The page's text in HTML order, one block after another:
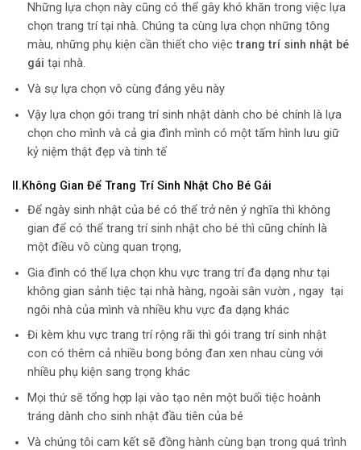
Những lựa chọn này cũng có thể gây khó khăn trong việc lựa
chọn trang trí tại nhà. Chúng ta cùng lựa chọn những tông
màu, những phụ kiện cần thiết cho việctrang trí sinh nhật bé
gái tại nhà.
Và sự lựa chọn vô cùng đáng yêu này
Vậy lựa chọn gói trang trí sinh nhật dành cho bé chính là lựa
chọn cho mình và cả gia đình mình có một tấm hình lưu giữ
kỷ niệm thật đẹp và tinh tế
II.Không Gian Để Trang Trí Sinh Nhật Cho Bé Gái
Để ngày sinh nhật của bé có thể trở nên ý nghĩa thì không
gian để có thể trang trí sinh nhật cho bé thì cũng chính là
một điều vô cùng quan trọng,
Gia đình có thể lựa chọn khu vực trang trí đa dạng như tại
không gian sảnh tiệc tại nhà hàng, ngoài sân vườn , ngay tại
ngôi nhà của mình và nhiều khu vực đa dạng khác
Đi kèm khu vực trang trí rộng rãi thì gói trang trí sinh nhật
con có thêm cả nhiều bong bóng đan xen nhau cùng với
nhiều phụ kiện sang trọng khác
Mọi thứ sẽ tổng hợp lại vào tạo nên một buổi tiệc hoành
tráng dành cho sinh nhật đầu tiên của bé
Và chúng tôi cam kết sẽ đồng hành cùng bạn trong quá trình